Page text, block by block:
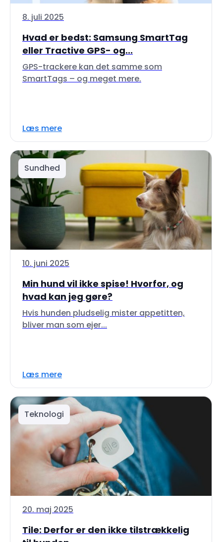
8. juli 2025
Hvad er bedst: Samsung SmartTag
eller Tractive GPS- og...
GPS-trackere kan det samme som
SmartTags – og meget mere.
Læs mere
Sundhed
10. juni 2025
Min hund vil ikke spise! Hvorfor, og
hvad kan jeg gøre?
Hvis hunden pludselig mister appetitten,
bliver man som ejer...
Læs mere
Teknologi
20. maj 2025
Tile: Derfor er den ikke tilstrækkelig